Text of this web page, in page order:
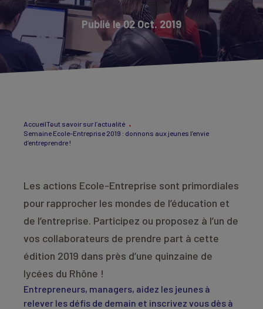
Publié le 02 Oct. 2019
AccueilTout savoir sur l’actualité
Semaine Ecole-Entreprise 2019 : donnons aux jeunes l’envie
d’entreprendre !
Les actions Ecole-Entreprise sont primordiales
pour rapprocher les mondes de l’éducation et
de l’entreprise. Participez ou proposez à l’un de
vos collaborateurs de prendre part à cette
édition 2019 dans près d’une quinzaine de
lycées du Rhône !
Entrepreneurs, managers, aidez les jeunes à
relever les défis de demain et inscrivez vous dès à